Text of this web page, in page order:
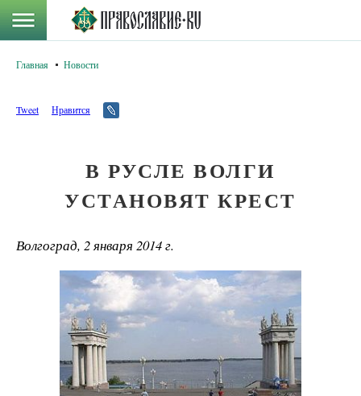
Главная Новости
Tweet Нравится
В РУСЛЕ ВОЛГИ
УСТАНОВЯТ КРЕСТ
Волгоград, 2 января 2014 г.